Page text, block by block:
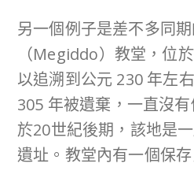
另一個例子是差不多同
（Megiddo）教堂，位
以追溯到公元 230 年左
305 年被遺棄，一直沒
於20世紀後期，該地是
遺址。教堂內有一個保